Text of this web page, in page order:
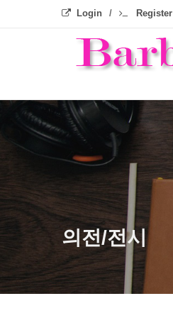
Login Register
의전/전시